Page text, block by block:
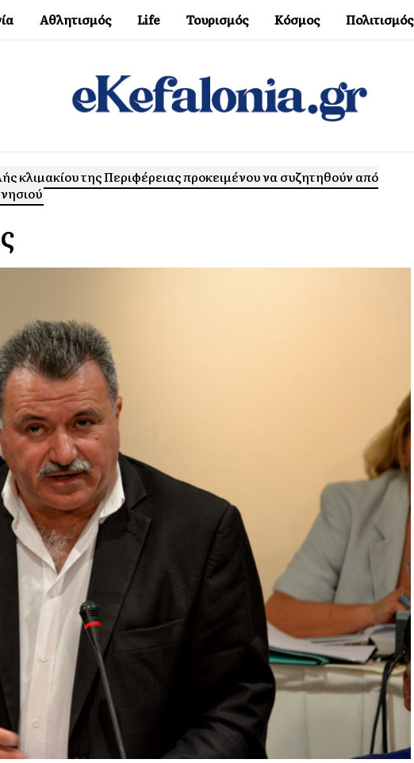
Αθλητισμός Life Τουρισμός Κόσμος Πολιτισμός
κλιμακίου της Περιφέρειας προκειμένου να συζητηθούν από